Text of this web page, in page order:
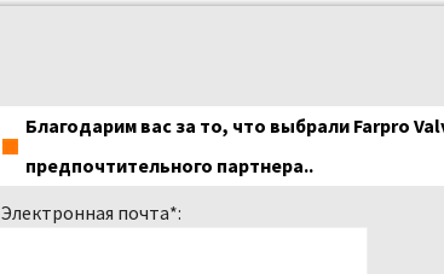
Благодарим вас за то, что выбрали Farpro
предпочтительного партнера..
Электронная почта*: